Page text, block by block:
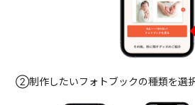
②制作したいフォトブックの種類を選